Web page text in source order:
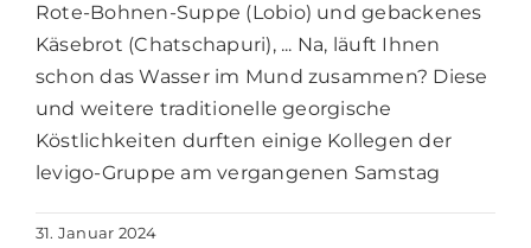
Rote-Bohnen-Suppe (Lobio) und gebackenes
Käsebrot (Chatschapuri), ... Na, läuft Ihnen
schon das Wasser im Mund zusammen? Diese
und weitere traditionelle georgische
Köstlichkeiten durften einige Kollegen der
levigo-Gruppe am vergangenen Samstag
31. Januar 2024